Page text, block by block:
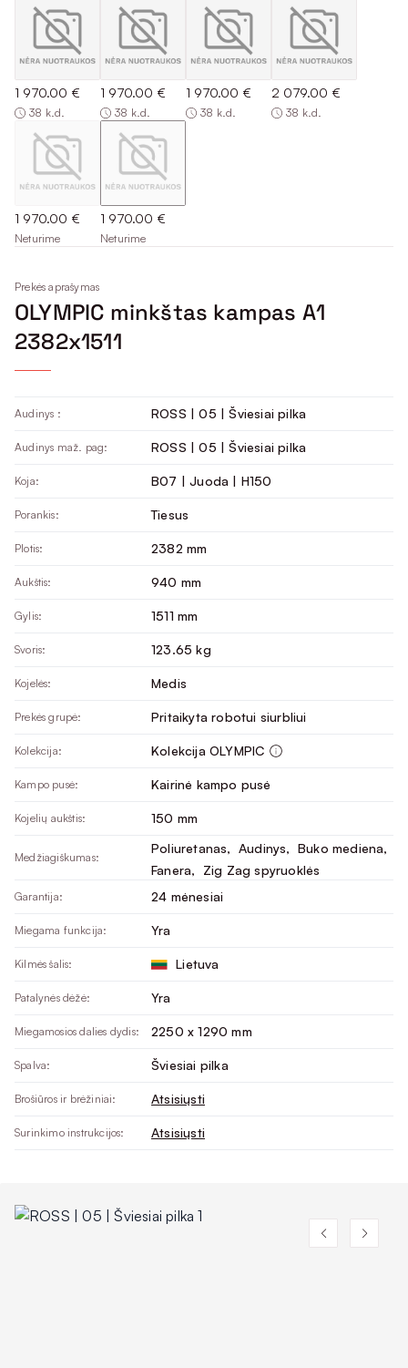
1 970.00 €
38 k.d.
1 970.00 €
38 k.d.
1 970.00 €
38 k.d.
2 079.00 €
38 k.d.
1 970.00 €
Neturime
1 970.00 €
Neturime
Prekės aprašymas
OLYMPIC minkštas kampas A1
2382x1511
Audinys : ROSS | 05 | Šviesiai pilka
Audinys maž. pag: ROSS | 05 | Šviesiai pilka
Koja: B07 | Juoda | H150
Porankis: Tiesus
Plotis: 2382 mm
Aukštis: 940 mm
Gylis: 1511 mm
Svoris: 123.65 kg
Kojelės: Medis
Prekės grupė: Pritaikyta robotui siurbliui
Kolekcija: Kolekcija OLYMPIC
Kampo pusė: Kairinė kampo pusė
Kojelių aukštis: 150 mm
Medžiagiškumas:
Poliuretanas, Audinys, Buko mediena,
Fanera, Zig Zag spyruoklės
Garantija: 24 mėnesiai
Miegama funkcija: Yra
Kilmės šalis: Lietuva
Patalynės dėžė: Yra
Miegamosios dalies dydis: 2250 x 1290 mm
Spalva: Šviesiai pilka
Brošiūros ir brėžiniai: Atsisiųsti
Surinkimo instrukcijos: Atsisiųsti